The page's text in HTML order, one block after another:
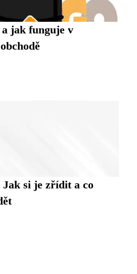
jak funguje v
si je zřídit a co